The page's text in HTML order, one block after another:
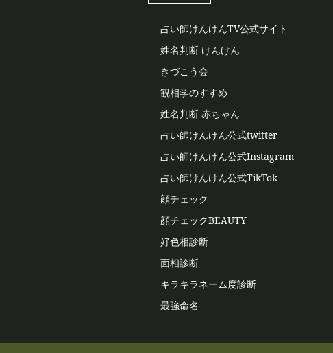
占い師けんけんTV公式サイト
姓名判断 けんけん
きづこう会
観相学のすすめ
姓名判断 赤ちゃん
占い師けんけん公式twitter
占い師けんけん公式Instagram
占い師けんけん公式TikTok
顔チェック
顔チェックBEAUTY
好色相診断
面相診断
キラキラネーム度診断
最強命名